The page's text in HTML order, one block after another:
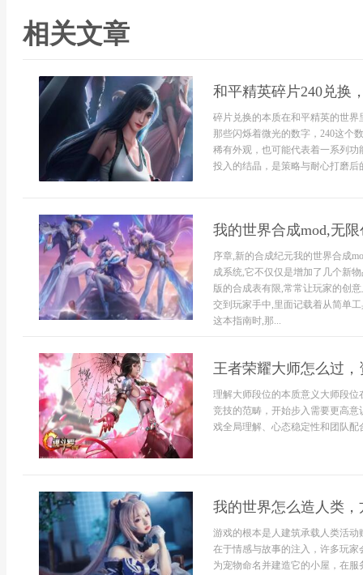
相关文章
和平精英碎片240兑换
碎片兑换的本质在和平精英的世
那些闪烁着微光的数字，240这个
稀有外观，也可能代表着一系列
投入的结晶，是策略与耐心打磨
我的世界合成mod,无
序章,新的合成纪元我的世界合成
成系统,它不仅仅是增加了几个新
版的合成表有限,常常让玩家的创
交到玩家手中,里面记载着从简单
这本指南时,那...
王者荣耀大师怎么过
理解大师段位的本质意义大师段
竞技的范畴，开始步入需要更高
戏全局理解、心态稳定性和团队配
我的世界怎么造人类
游戏的根本是人建筑承载人类活
在于情感与故事的注入，许多玩
为宠物命名并建造它的小屋，在